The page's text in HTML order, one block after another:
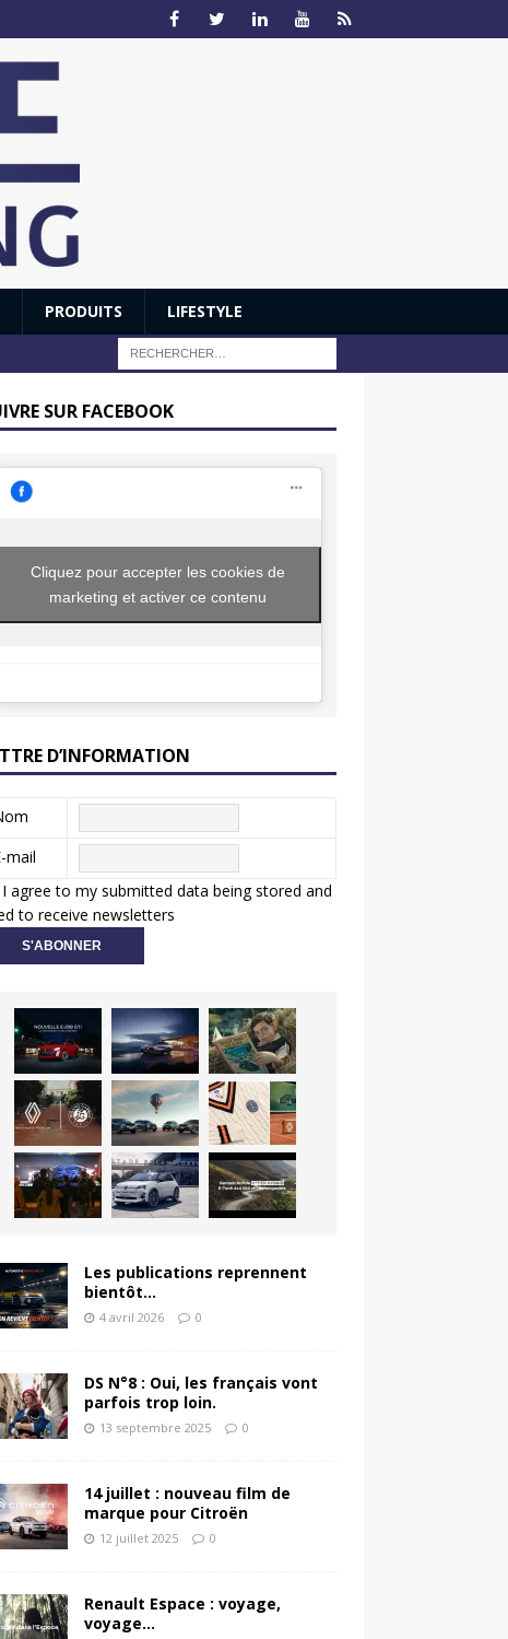
PRODUITS LIFESTYLE
SUR FACEBOOK
Cliquez pour accepter les cookies de
marketing et activer ce contenu
D’INFORMATION
mail
I agree to my submitted data being stored and
to receive newsletters
Les publications reprennent
bientôt…
4 avril 2026 0
DS N°8 : Oui, les français vont
parfois trop loin.
13 septembre 2025 0
14 juillet : nouveau film de
marque pour Citroën
12 juillet 2025 0
Renault Espace : voyage,
voyage…